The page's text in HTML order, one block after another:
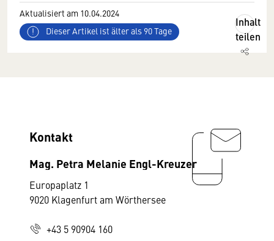
Aktualisiert am 10.04.2024
Dieser Artikel ist älter als 90 Tage
Inhalt
teilen
Kontakt
Mag. Petra Melanie Engl-Kreuzer
Europaplatz 1
9020 Klagenfurt am Wörthersee
+43 5 90904 160